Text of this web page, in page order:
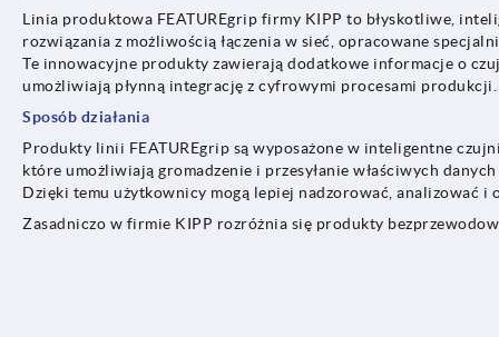
Linia produktowa FEATUREgrip firmy KIPP to błyskotliwe,
rozwiązania z możliwością łączenia w sieć, opracowane
Te innowacyjne produkty zawierają dodatkowe informacje o
umożliwiają płynną integrację z cyfrowymi procesami produkcji.
Sposób działania
Produkty linii FEATUREgrip są wyposażone w inteligentne
które umożliwiają gromadzenie i przesyłanie właściwych
Dzięki temu użytkownicy mogą lepiej nadzorować, analizować i
Zasadniczo w firmie KIPP rozróżnia się produkty